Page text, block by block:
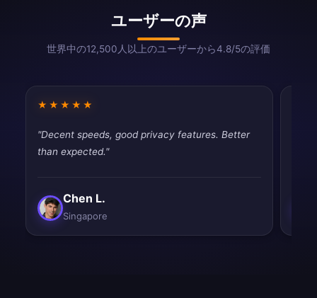
ユーザーの声
世界中の12,500人以上のユーザーから4.8/5の評価
★★★★★
"Decent speeds, good privacy features. Better
than expected."
Chen L.
Singapore